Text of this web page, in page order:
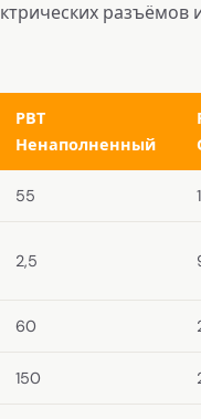
разъёмов
PBT
Ненаполненный
55
2,5
60
150